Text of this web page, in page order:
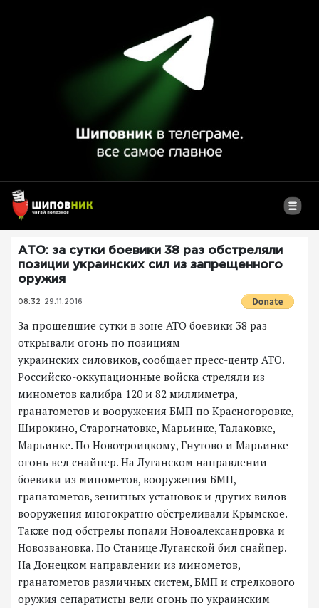
АТО: за сутки боевики 38 раз обстреляли
позиции украинских сил из запрещенного
оружия
08:32 29.11.2016
За прошедшие сутки в зоне АТО боевики 38 раз
открывали огонь по позициям
украинских силовиков, сообщает пресс-центр АТО.
Российско-оккупационные войска стреляли из
минометов калибра 120 и 82 миллиметра,
гранатометов и вооружения БМП по Красногоровке,
Широкино, Старогнатовке, Марьинке, Талаковке,
Марьинке. По Новотроицкому, Гнутово и Марьинке
огонь вел снайпер. На Луганском направлении
боевики из минометов, вооружения БМП,
гранатометов, зенитных установок и других видов
вооружения многократно обстреливали Крымское.
Также под обстрелы попали Новоалександровка и
Новозвановка. По Станице Луганской бил снайпер.
На Донецком направлении из минометов,
гранатометов различных систем, БМП и стрелкового
оружия сепаратисты вели огонь по украинским